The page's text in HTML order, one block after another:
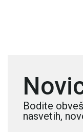
Bodite
nasvetih,